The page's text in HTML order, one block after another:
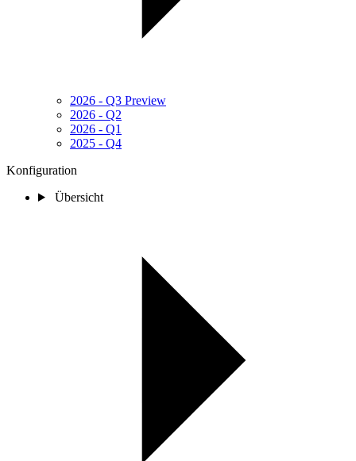
2026 - Q3 Preview
2026 - Q2
2026 - Q1
2025 - Q4
Konfiguration
Übersicht